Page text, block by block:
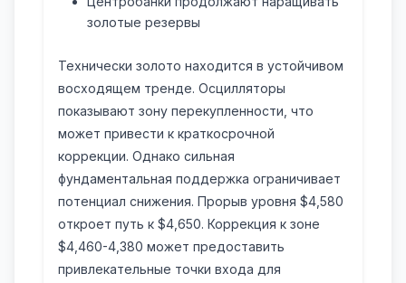
золотые резервы
Технически золото находится в устойчивом
восходящем тренде. Осцилляторы
показывают зону перекупленности, что
может привести к краткосрочной
коррекции. Однако сильная
фундаментальная поддержка ограничивает
потенциал снижения. Прорыв уровня $4,580
откроет путь к $4,650. Коррекция к зоне
$4,460-4,380 может предоставить
привлекательные точки входа для